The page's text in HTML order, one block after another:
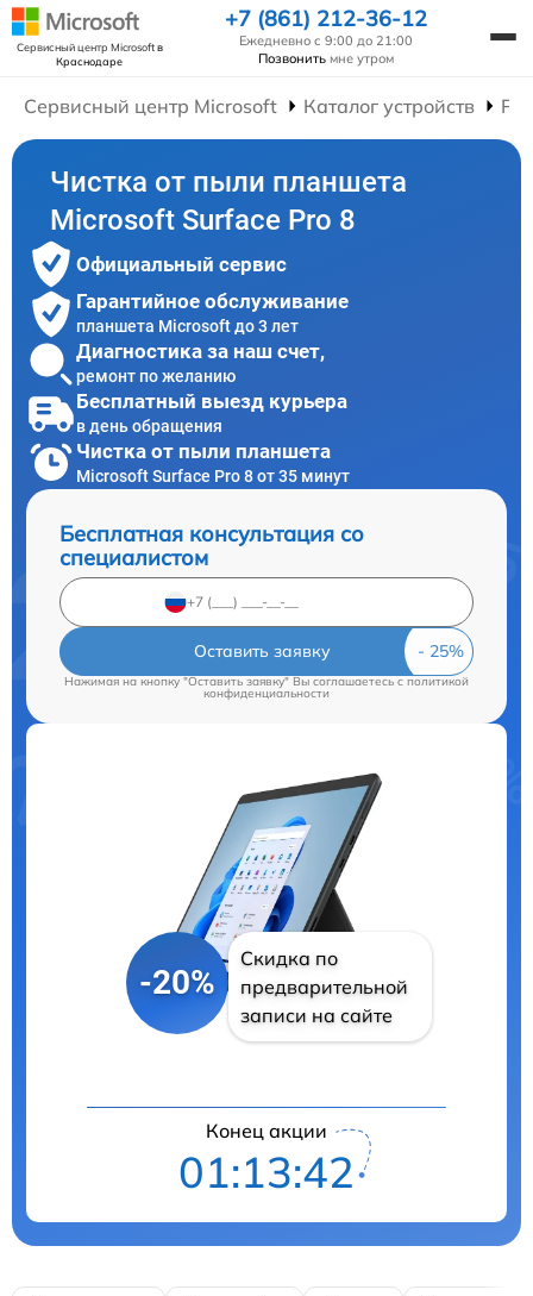
Сервисный центр Microsoftв
Краснодаре
+7 (861) 212-36-12
Ежедневно с 9:00 до 21:00
Позвонить мне утром
Сервисный центр Microsoft Каталог устройств
Чистка от пыли планшета
Microsoft Surface Pro 8
Официальный сервис
Гарантийное обслуживание
планшета Microsoft до 3 лет
Диагностика за наш счет,
ремонт по желанию
Бесплатный выезд курьера
в день обращения
Чистка от пыли планшета
Microsoft Surface Pro 8 от 35 минут
Бесплатная консультация со
специалистом
Оставить заявку
Нажимая на кнопку "Оставить заявку" Вы соглашаетесь cполитикой
конфиденциальности
-20%
Скидка по
предварительной
записи на сайте
Конец акции
01:13:41